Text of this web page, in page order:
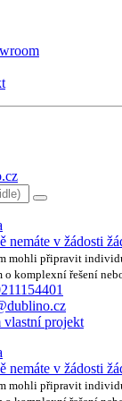
nemáte v žádosti
mohli připravit
o komplexní řešení
vlastní projekt
nemáte v žádosti
mohli připravit